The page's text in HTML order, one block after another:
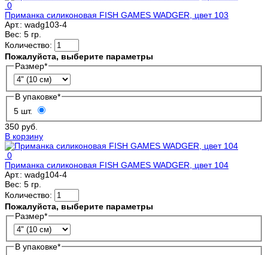
0
Приманка силиконовая FISH GAMES WADGER, цвет 103
Арт.: wadg103-4
Вес: 5 гр.
Количество:
Пожалуйста, выберите параметры
Размер*
В упаковке*
5 шт.
350 руб.
В корзину
0
Приманка силиконовая FISH GAMES WADGER, цвет 104
Арт.: wadg104-4
Вес: 5 гр.
Количество:
Пожалуйста, выберите параметры
Размер*
В упаковке*